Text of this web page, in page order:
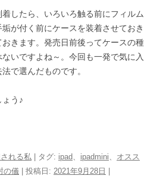
したら、いろいろ触る前にフィルム
が付く前にケースを装着させておき
きます。発売日前後ってケースの種
いですよね～。今回も一発で気に入
で選んだものです。
う♪
れる私 | タグ: ipad、 ipadmini、 オスス
の儀 | 投稿日: 2021年9月28日